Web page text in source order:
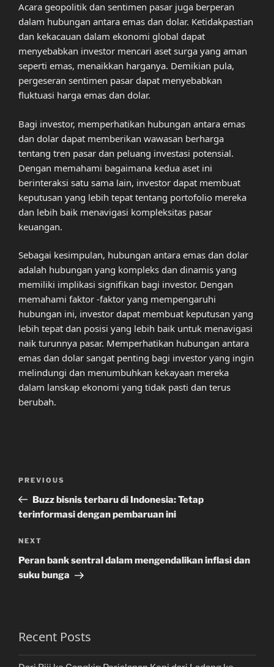
Acara geopolitik dan sentimen pasar juga berperan
dalam hubungan antara emas dan dolar. Ketidakpastian
dan kekacauan dalam ekonomi global dapat
menyebabkan investor mencari aset surga yang aman
seperti emas, menaikkan harganya. Demikian pula,
pergeseran sentimen pasar dapat menyebabkan
fluktuasi harga emas dan dolar.
Bagi investor, memperhatikan hubungan antara emas
dan dolar dapat memberikan wawasan berharga
tentang tren pasar dan peluang investasi potensial.
Dengan memahami bagaimana kedua aset ini
berinteraksi satu sama lain, investor dapat membuat
keputusan yang lebih tepat tentang portofolio mereka
dan lebih baik menavigasi kompleksitas pasar
keuangan.
Sebagai kesimpulan, hubungan antara emas dan dolar
adalah hubungan yang kompleks dan dinamis yang
memiliki implikasi signifikan bagi investor. Dengan
memahami faktor -faktor yang mempengaruhi
hubungan ini, investor dapat membuat keputusan yang
lebih tepat dan posisi yang lebih baik untuk menavigasi
naik turunnya pasar. Memperhatikan hubungan antara
emas dan dolar sangat penting bagi investor yang ingin
melindungi dan menumbuhkan kekayaan mereka
dalam lanskap ekonomi yang tidak pasti dan terus
berubah.
Previous
Post
PREVIOUS
Buzz bisnis terbaru di Indonesia: Tetap
terinformasi dengan pembaruan ini
Next
Post
NEXT
Peran bank sentral dalam mengendalikan inflasi dan
suku bunga
Recent Posts